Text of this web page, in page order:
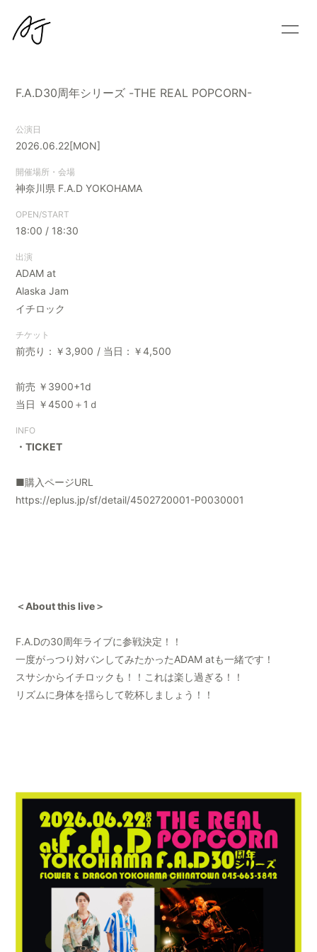
VIDEO
MOVIE
会員登録
F.A.D30周年シリーズ -THE REAL POPCORN-
公演日
2026.06.22[MON]
開催場所・会場
神奈川県 F.A.D YOKOHAMA
OPEN/START
18:00 / 18:30
出演
ADAM at
Alaska Jam
イチロック
チケット
前売り：￥3,900 当日：￥4,500
前売 ￥3900+1d
当日 ￥4500＋1ｄ
INFO
・TICKET
■購入ページURL
https://eplus.jp/sf/detail/4502720001-P0030001
＜About this live＞
F.A.Dの30周年ライブに参戦決定！！
一度がっつり対バンしてみたかったADAM atも一緒です！
スサシからイチロックも！！これは楽し過ぎる！！
リズムに身体を揺らして乾杯しましょう！！